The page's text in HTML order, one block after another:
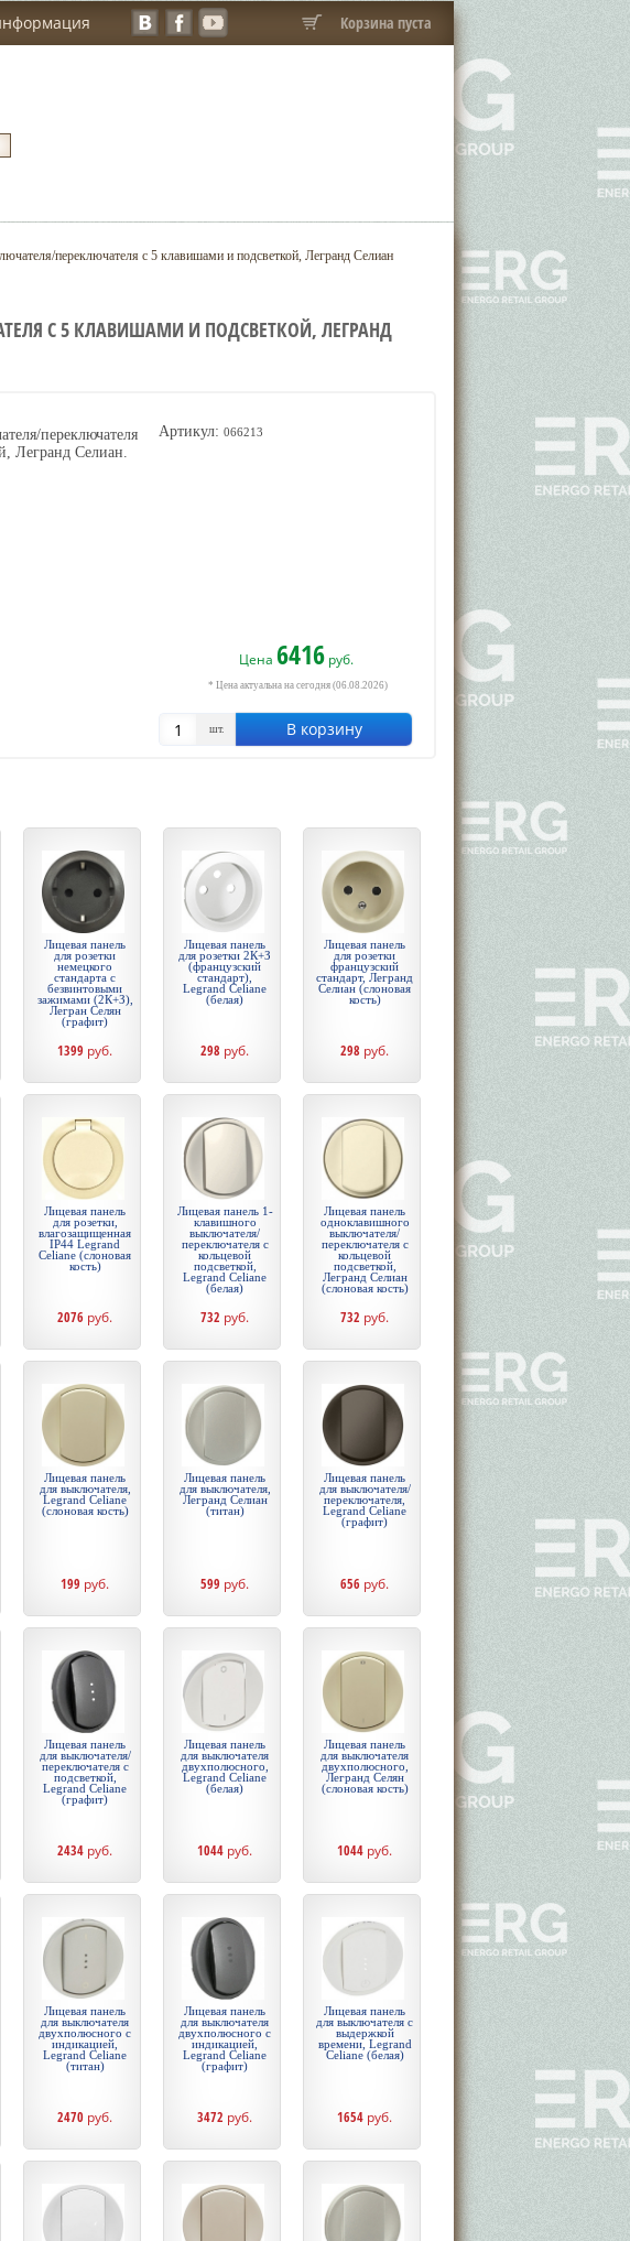
Корзина пуста
переключателя с 5 клавишами и подсветкой, Легранд Селиан
С 5 КЛАВИШАМИ И ПОДСВЕТКОЙ, ЛЕГРАНД
Артикул: 066213
Цена 6416 руб.
* Цена актуальна на сегодня (06.08.2026)
шт. В корзину
переключателя
Легранд Селиан.
Лицевая панель
для розетки
немецкого
стандарта с
безвинтовыми
зажимами (2К+З),
Легран Селян
(графит)
1399 руб.
Лицевая панель
для розетки 2К+З
(французский
стандарт),
Legrand Celiane
(белая)
298 руб.
Лицевая панель
для розетки
французский
стандарт, Легранд
Селиан (слоновая
кость)
298 руб.
Лицевая панель
для розетки,
влагозащищенная
IP44 Legrand
Celiane (слоновая
кость)
2076 руб.
Лицевая панель 1-
клавишного
выключателя/
переключателя с
кольцевой
подсветкой,
Legrand Celiane
(белая)
732 руб.
Лицевая панель
одноклавишного
выключателя/
переключателя с
кольцевой
подсветкой,
Легранд Селиан
(слоновая кость)
732 руб.
Лицевая панель
для выключателя,
Legrand Celiane
(слоновая кость)
199 руб.
Лицевая панель
для выключателя,
Легранд Селиан
(титан)
599 руб.
Лицевая панель
для выключателя/
переключателя,
Legrand Celiane
(графит)
656 руб.
Лицевая панель
для выключателя/
переключателя с
подсветкой,
Legrand Celiane
(графит)
2434 руб.
Лицевая панель
для выключателя
двухполюсного,
Legrand Celiane
(белая)
1044 руб.
Лицевая панель
для выключателя
двухполюсного,
Легранд Селян
(слоновая кость)
1044 руб.
Лицевая панель
для выключателя
двухполюсного с
индикацией,
Legrand Celiane
(титан)
2470 руб.
Лицевая панель
для выключателя
двухполюсного с
индикацией,
Legrand Celiane
(графит)
3472 руб.
Лицевая панель
для выключателя с
выдержкой
времени, Legrand
Celiane (белая)
1654 руб.